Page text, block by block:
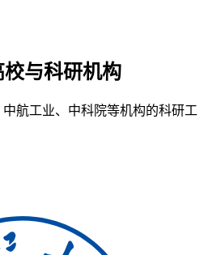
与科研机构
航工业、中科院等机构的科研工